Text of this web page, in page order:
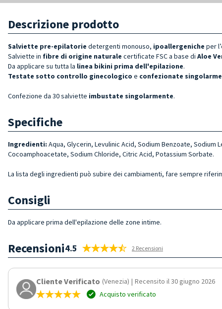
Descrizione prodotto
Salviette pre-epilatorie detergenti monouso, ipoallergeniche per
Salviette in fibre di origine naturale certificate FSCa base di Aloe
Da applicare su tutta la linea bikini prima dell'epilazione.
Testate sotto controllo ginecologico e confezionate
Confezione da 30 salviette imbustate singolarmente.
Specifiche
Ingredienti: Aqua, Glycerin, Levulinic Acid, Sodium Benzoate, Sodium
Cocoamphoacetate, Sodium Chloride, Citric Acid, Potassium Sorbate.
La lista degli ingredienti può subire dei cambiamenti, fare sempre
Consigli
Da applicare prima dell'epilazione delle zone intime.
Recensioni4.5 2 Recensioni
Cliente Verificato (Venezia) | Recensito il 30 giugno 2026
Acquisto verificato